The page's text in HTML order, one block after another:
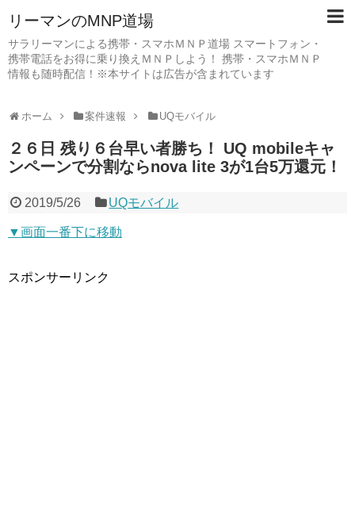
リーマンのMNP道場
サラリーマンによる携帯・スマホＭＮＰ道場 スマートフォン・
携帯電話をお得に乗り換えＭＮＰしよう！ 携帯・スマホＭＮＰ
情報も随時配信！※本サイトは広告が含まれています
ホーム 案件速報 UQモバイル
２６日 残り６台早い者勝ち！ UQ mobileキャ
ンペーンで分割ならnova lite 3が1台5万還元！
2019/5/26 UQモバイル
▼画面一番下に移動
スポンサーリンク